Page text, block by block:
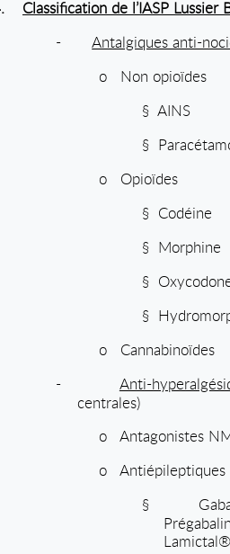
Classification de l’IASP Lussier
-
Antalgiques anti-
o
Non opioïdes
§ AINS
§
o
Opioïdes
§ Codéine
§ Morphine
§
§
o
Cannabinoïdes
-
Anti-
centrales)
o
Antagonistes
o
Antiépileptiques
§
Lamictal®